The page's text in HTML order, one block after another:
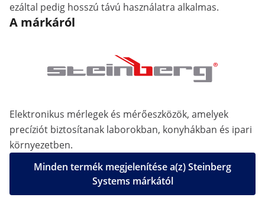
ezáltal pedig hosszú távú használatra alkalmas.
A márkáról
Elektronikus mérlegek és mérőeszközök, amelyek
precíziót biztosítanak laborokban, konyhákban és ipari
környezetben.
Minden termék megjelenítése a(z) Steinberg
Systems márkától